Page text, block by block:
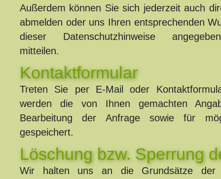
Außerdem können Sie sich jederzeit auch
abmelden oder uns Ihren entsprechenden
dieser Datenschutzhinweise
mitteilen.
Kontaktformular
Treten Sie per E-Mail oder
werden die von Ihnen gemachten
Bearbeitung der Anfrage sowie für
gespeichert.
Löschung bzw. Sperrung
Wir halten uns an die Grundsätze der